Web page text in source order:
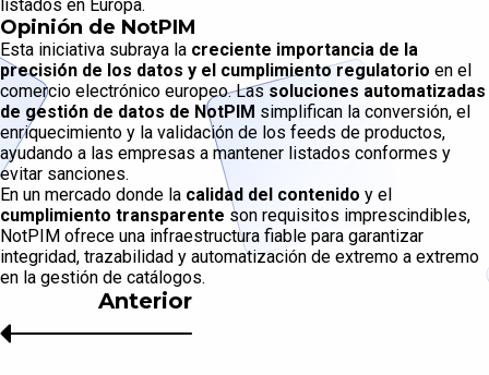
listados en Europa.
Opinión de NotPIM
Esta iniciativa subraya la creciente importancia de la
precisión de los datos y el cumplimiento regulatorio en el
comercio electrónico europeo. Las soluciones automatizadas
de gestión de datos de NotPIM simplifican la conversión, el
enriquecimiento y la validación de los feeds de productos,
ayudando a las empresas a mantener listados conformes y
evitar sanciones.
En un mercado donde la calidad del contenido y el
cumplimiento transparente son requisitos imprescindibles,
NotPIM ofrece una infraestructura fiable para garantizar
integridad, trazabilidad y automatización de extremo a extremo
en la gestión de catálogos.
Anterior